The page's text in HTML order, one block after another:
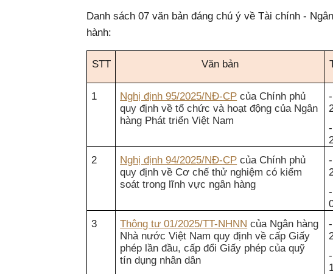
Danh sách 07 văn bản đáng chú ý về Tài chính -
hành:
STT Văn bản
1
Nghị định 95/2025/NĐ-CP của Chính phủ
quy định về tổ chức và hoạt động của Ngân
hàng Phát triển Việt Nam
2
Nghị định 94/2025/NĐ-CP của Chính phủ
quy định về Cơ chế thử nghiệm có kiểm
soát trong lĩnh vực ngân hàng
3
Thông tư 01/2025/TT-NHNN của Ngân hàng
Nhà nước Việt Nam quy định về cấp Giấy
phép lần đầu, cấp đổi Giấy phép của quỹ
tín dụng nhân dân